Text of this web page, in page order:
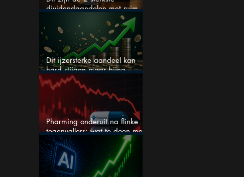
dividendaandelen met ruim
Dit ijzersterke aandeel kan
hard stijgen maar bijna
niemand kijkt
Pharming onderuit na flinke
tegenvallers: wat te doen met
het aandeel?